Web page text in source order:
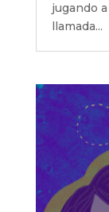
jugando
llamada...